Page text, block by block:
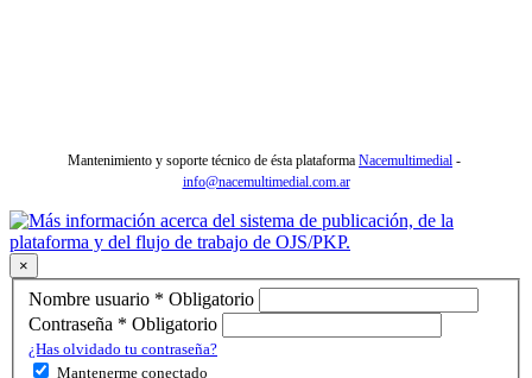
Mantenimiento y soporte técnico de ésta plataforma Nacemultimedial -
info@nacemultimedial.com.ar
×
Nombre usuario * Obligatorio
Contraseña * Obligatorio
¿Has olvidado tu contraseña?
Mantenerme conectado